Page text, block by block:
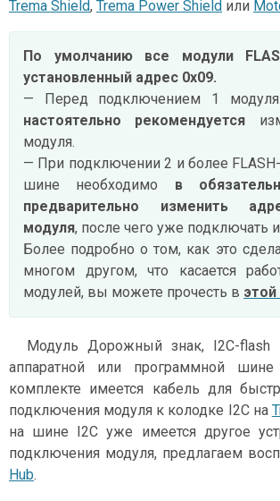
Trema Shield, Trema Power Shield или
По умолчанию все модули
установленный адрес 0х09.
— Перед подключением 1
настоятельно рекомендуется
модуля.
— При подключении 2 и более
шине необходимо в
предварительно изменить
модуля, после чего уже подключать
Более подробно о том, как это
многом другом, что касается
модулей, вы можете прочесть в этой
Модуль Дорожный знак, I2C-flash
аппаратной или программной
комплекте имеется кабель для
подключения модуля к колодке I2C на
на шине I2C уже имеется другое
подключения модуля, предлагаем
Hub.